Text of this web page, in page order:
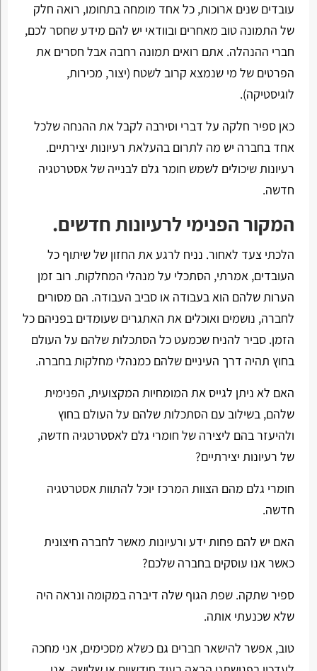
עובדים שנים ארוכות, כל אחד מומחה בתחומו, רואה חלק
של התמונה טוב מאחרים ובוודאי יש להם מידע שחסר לכם,
חברי ההנהלה. אתם רואים תמונה רחבה אבל חסרים את
הפרטים של מי שנמצא קרוב לשטח (יצור, מכירות,
לוגיסטיקה).
כאן ספיר חלקה על דברי וסירבה לקבל את ההנחה שלכל
אחד בחברה יש מה לתרום בהעלאת רעיונות יצירתיים.
רעיונות שיכולים לשמש חומר גלם לבנייה של אסטרטגיה
חדשה.
המקור הפנימי לרעיונות חדשים.
הלכתי צעד לאחור. נניח לרגע את החזון של שיתוף כל
העובדים, אמרתי, הסתכלי על מנהלי המחלקות. רוב זמן
הערות שלהם הוא בעבודה או סביב העבודה. הם מסורים
לחברה, נושמים ואוכלים את האתגרים שעומדים בפניהם כל
הזמן. סביר להניח שכמעט כל הסתכלות שלהם על העולם
בחוץ תהיה דרך העיניים שלהם כמנהלי מחלקות בחברה.
האם לא ניתן לגייס את המומחיות המקצועית, הפנימית
שלהם, בשילוב עם הסתכלות שלהם על העולם בחוץ
ולהיעזר בהם ליצירה של חומרי גלם לאסטרטגיה חדשה,
של רעיונות יצירתיים?
חומרי גלם מהם הצוות המרכז יוכל להתוות אסטרטגיה
חדשה.
האם יש להם פחות ידע ורעיונות מאשר לחברה חיצונית
כאשר אנו עוסקים בחברה שלכם?
ספיר שתקה. שפת הגוף שלה דיברה במקומה ונראה היה
שלא שכנעתי אותה.
טוב, אפשר להישאר חברים גם כשלא מסכימים, אני מחכה